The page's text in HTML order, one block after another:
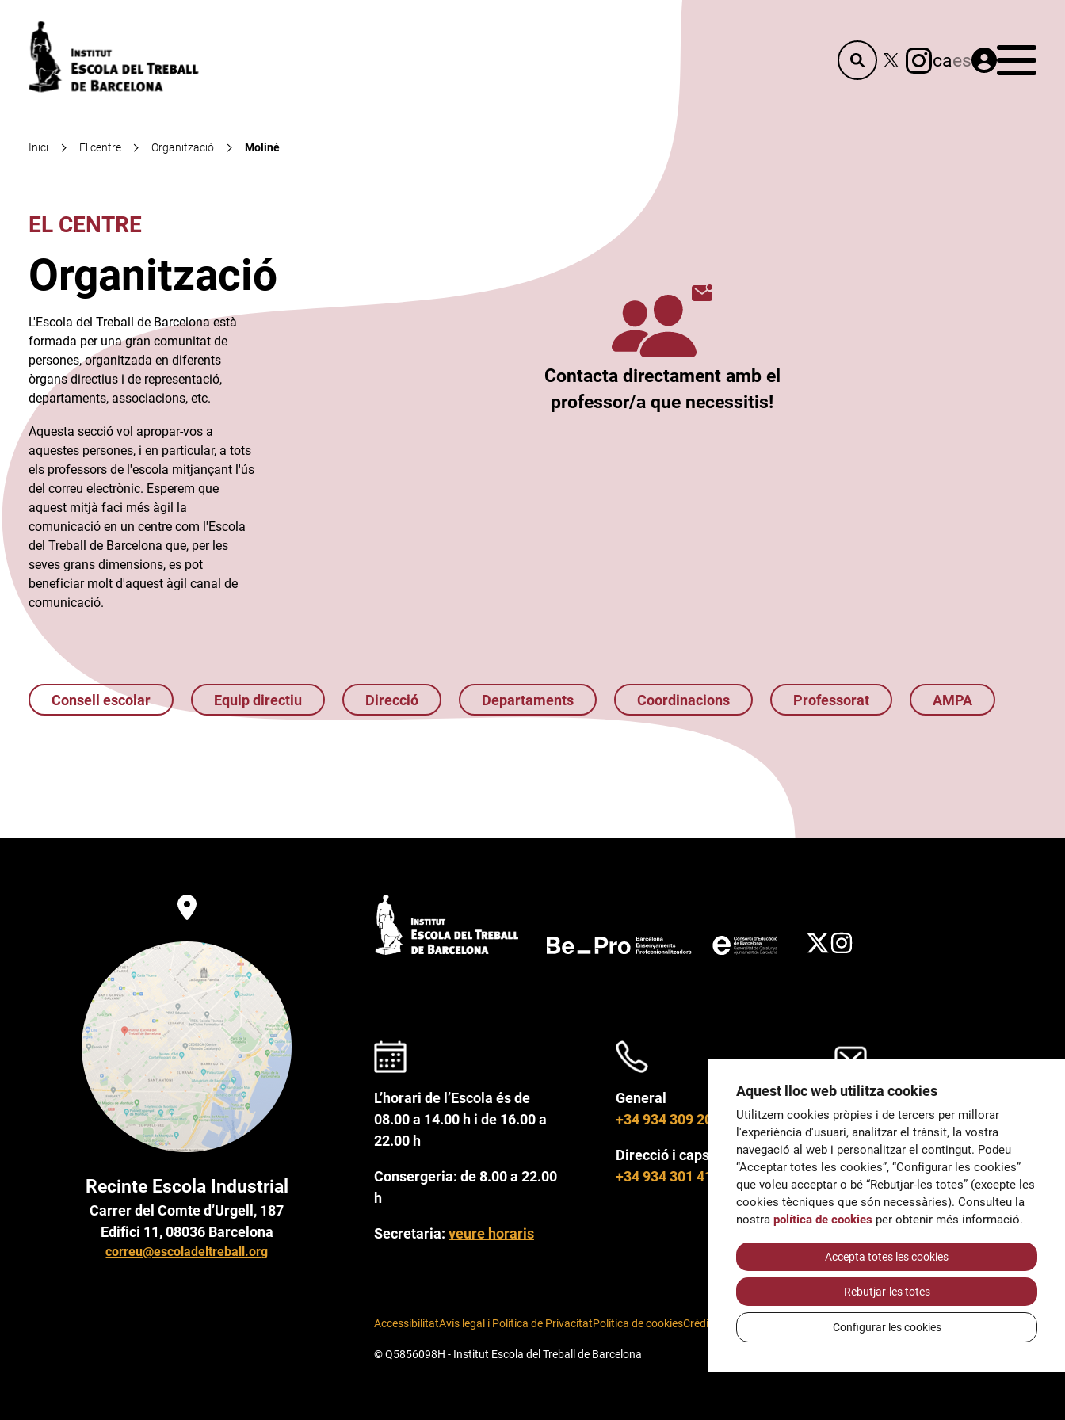
caes Menú
Inici El centre Organització Moliné
EL CENTRE
Organització
L'Escola del Treball de Barcelona està
formada per una gran comunitat de
persones, organitzada en diferents
òrgans directius i de representació,
departaments, associacions, etc.​
Aquesta secció vol apropar-vos a
aquestes persones, i en particular, a tots
els professors de l'escola mitjançant l'ús
del correu electrònic. Esperem que
aquest mitjà faci més àgil la
comunicació en un centre com l'Escola
del Treball de Barcelona que, per les
seves grans dimensions, es pot
beneficiar molt d'aquest àgil canal de
comunicació.​
Contacta directament amb el
professor/a que necessitis!
Consell escolar Equip directiu Direcció Departaments Coordinacions Professorat AMPA
Recinte Escola Industrial
Carrer del Comte d’Urgell, 187
Edifici 11, 08036 Barcelona
correu@escoladeltreball.org
L’horari de l’Escola és de
08.00 a 14.00 h i de 16.00 a
22.00 h
Consergeria: de 8.00 a 22.00
h
Secretaria: veure horaris
General
+34 934 309 200
Direcció i caps d’estudis
+34 934 301 415
General
correu@escoladeltreball.org
Informació
informacio@escoladeltreball.o
rg
AccessibilitatAvís legal i Política de PrivacitatPolítica de cookiesCrèdits
© Q5856098H - Institut Escola del Treball de Barcelona
Aquest lloc web utilitza cookies
Utilitzem cookies pròpies i de tercers per millorar
l'experiència d'usuari, analitzar el trànsit, la vostra
navegació al web i personalitzar el contingut. Podeu
“Acceptar totes les cookies”, “Configurar les cookies”
que voleu acceptar o bé “Rebutjar-les totes” (excepte les
cookies tècniques que són necessàries). Consulteu la
nostra política de cookies per obtenir més informació.
Accepta totes les cookies
Rebutjar-les totes
Configurar les cookies